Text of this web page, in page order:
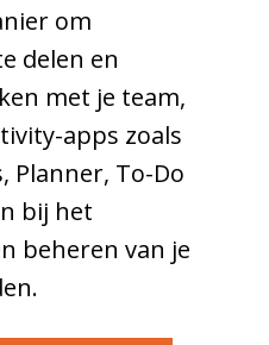
om
delen en
met je team,
apps zoals
Planner, To-Do
bij het
beheren van je